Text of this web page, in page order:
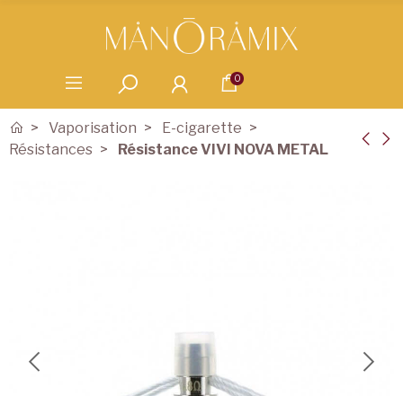
0
Vaporisation
E-cigarette
Résistances
Résistance VIVI NOVA METAL